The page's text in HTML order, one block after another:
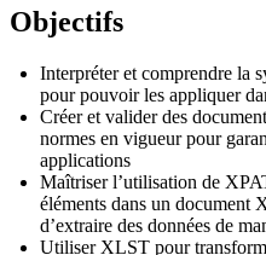
Objectifs
Interpréter et comprendre la
pour pouvoir les appliquer
Créer et valider des
normes en vigueur pour
applications
Maîtriser l’utilisation de
éléments dans un document
d’extraire des données de
Utiliser XLST pour